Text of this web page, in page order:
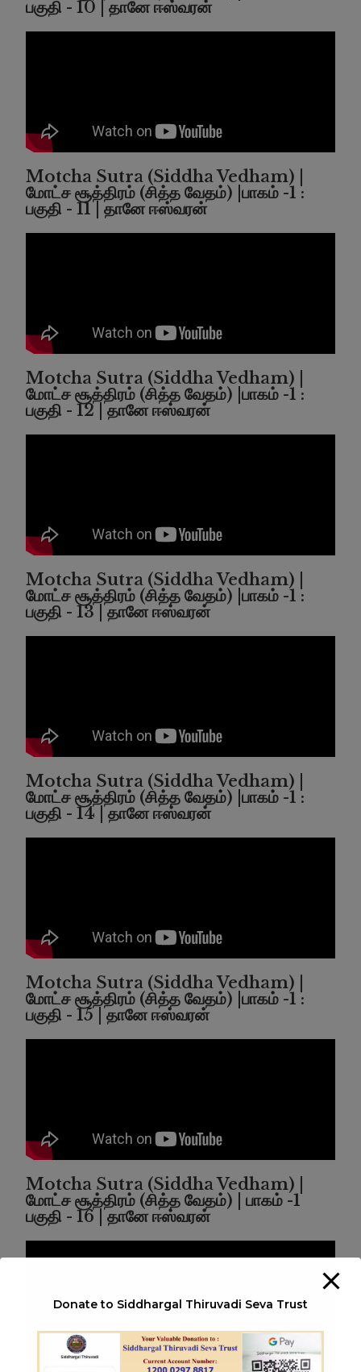
பகுதி - 10 | தானே ஈஸ்வரன்
Motcha Sutra (Siddha Vedham) |
மோட்ச சூத்திரம் (சித்த வேதம்) |பாகம் -1 :
பகுதி - 11 | தானே ஈஸ்வரன்
Motcha Sutra (Siddha Vedham) |
மோட்ச சூத்திரம் (சித்த வேதம்) |பாகம் -1 :
பகுதி - 12 | தானே ஈஸ்வரன்
Motcha Sutra (Siddha Vedham) |
மோட்ச சூத்திரம் (சித்த வேதம்) |பாகம் -1 :
பகுதி - 13 | தானே ஈஸ்வரன்
Motcha Sutra (Siddha Vedham) |
மோட்ச சூத்திரம் (சித்த வேதம்) |பாகம் -1 :
பகுதி - 14 | தானே ஈஸ்வரன்
Motcha Sutra (Siddha Vedham) |
மோட்ச சூத்திரம் (சித்த வேதம்) |பாகம் -1 :
பகுதி - 15 | தானே ஈஸ்வரன்
Motcha Sutra (Siddha Vedham) |
மோட்ச சூத்திரம் (சித்த வேதம்) | பாகம் -1
பகுதி - 16 | தானே ஈஸ்வரன்
Donate to Siddhargal Thiruvadi Seva Trust